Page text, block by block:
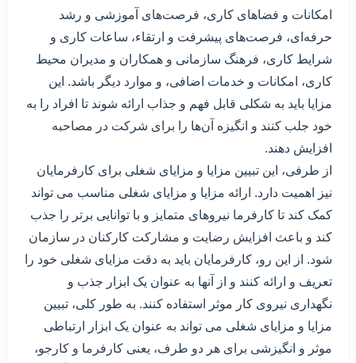
امکانات و فضاهای کاری، فرصت‌های آموزشی و رشد
حرفه‌ای، فرصت‌های پیشرفت و ارتقاء، ساعات کاری و
شرایط کاری، فرهنگ سازمانی و همکاران و مدیران محیط
کاری، امکانات و خدمات اضافی، و موارد دیگر باشد. این
مزایا باید به شکلی قابل فهم و جذاب ارائه شوند تا افراد را به
خود جلب کنند و انگیزه آن‌ها را برای شرکت در مصاحبه
افزایش دهند.
از طرفی، این تبیین مزایا و مزایای شغلی برای کارفرمایان
نیز اهمیت دارد. ارائه مزایا و مزایای شغلی مناسب می تواند
کمک کند تا کارفرما نیروهای متمایز و با توانایی برتر را جذب
کند و باعث افزایش رضایت و مشارکت کارکنان در سازمان
شود. از این رو، کارفرمایان باید به دقت مزایای شغلی خود را
تعریف و ارائه کنند و از آنها به عنوان یک ابزار جذب و
نگهداری نیروی کار موثر استفاده کنند. به طور کلی، تبیین
مزایا و مزایای شغلی می تواند به عنوان یک ابزار ارتباطی
موثر و انگیزشی برای هر دو طرف، یعنی کارفرما و کارجو،